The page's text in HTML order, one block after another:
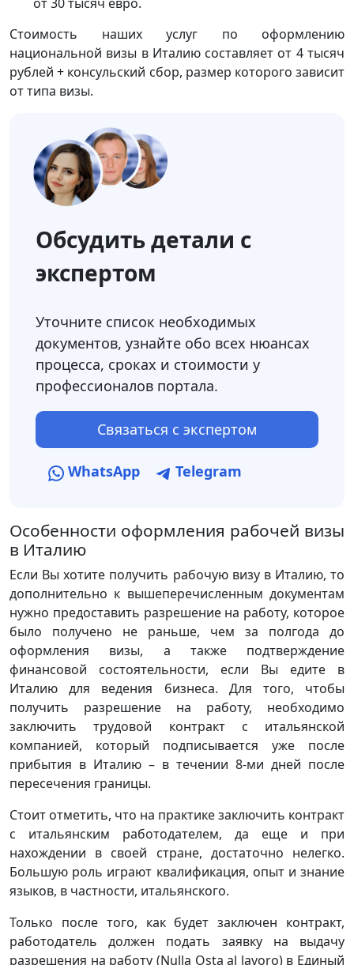
Стоимость наших услуг по оформлению
национальной визы в Италию составляет от 4 тысяч
рублей + консульский сбор, размер которого зависит
от типа визы.
Обсудить детали с
экспертом
Уточните список необходимых
документов, узнайте обо всех нюансах
процесса, сроках и стоимости у
профессионалов портала.
Связаться с экспертом
WhatsApp Telegram
Особенности оформления рабочей визы
в Италию
Если Вы хотите получить рабочую визу в Италию, то
дополнительно к вышеперечисленным документам
нужно предоставить разрешение на работу, которое
было получено не раньше, чем за полгода до
оформления визы, а также подтверждение
финансовой состоятельности, если Вы едите в
Италию для ведения бизнеса. Для того, чтобы
получить разрешение на работу, необходимо
заключить трудовой контракт с итальянской
компанией, который подписывается уже после
прибытия в Италию – в течении 8-ми дней после
пересечения границы.
Стоит отметить, что на практике заключить контракт
с итальянским работодателем, да еще и при
нахождении в своей стране, достаточно нелегко.
Большую роль играют квалификация, опыт и знание
языков, в частности, итальянского.
Только после того, как будет заключен контракт,
работодатель должен подать заявку на выдачу
разрешения на работу (Nulla Osta al lavoro) в Единый